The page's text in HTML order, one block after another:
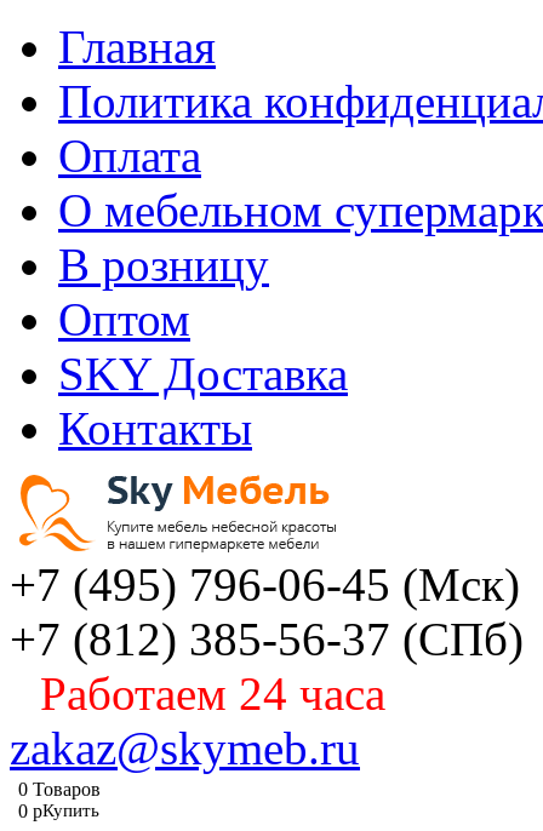
Главная
Политика
Оплата
О мебельном
В розницу
Оптом
SKY Доставка
Контакты
+7 (495) 796-06-45 (Мск)
+7 (812) 385-56-37 (СПб)
Работаем 24 часа
zakaz@skymeb.ru
0 Товаров
0 pКупить